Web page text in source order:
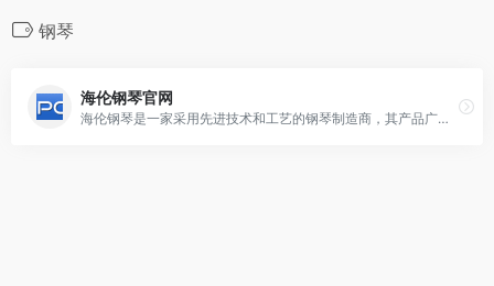
钢琴
海伦钢琴官网
海伦钢琴是一家采用先进技术和工艺的钢琴制造商，其产品广受国际好评，并在欧洲和日本有多家琴行代理销售。